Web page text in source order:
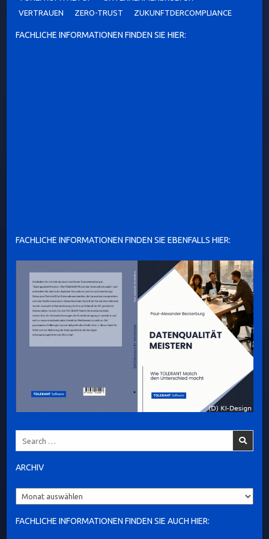
VERTRAUEN
ZERO-TRUST ZUKUNFTDERCOMPLIANCE
FACHLICHE INFORMATIONEN FINDEN SIE HIER:
FACHLICHE INFORMATIONEN FINDEN SIE EBENFALLS HIER:
ARCHIV
Archiv
FACHLICHE INFORMATIONEN FINDEN SIE AUCH HIER: